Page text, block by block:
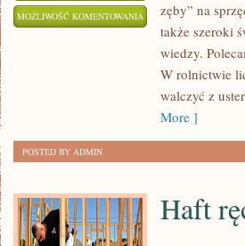
MOŻLIWOŚĆ KOMENTOWANIA GOSPODARKA
WIEJSKA
zęby” na
także szeroki
wiedzy.
W rolnictwie
walczyć z
More ]
POSTED BY ADMIN
Haft